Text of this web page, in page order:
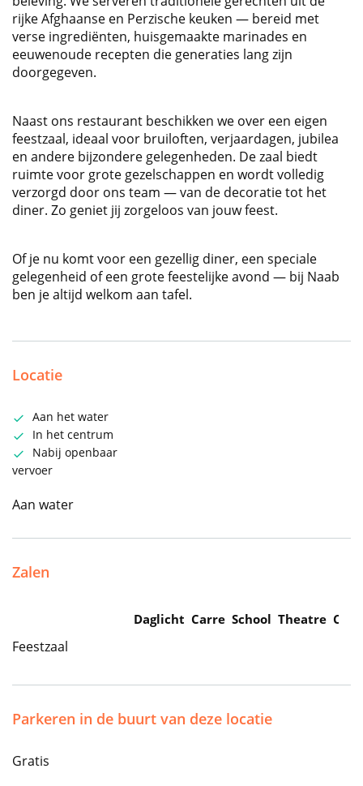
rijke Afghaanse en Perzische keuken — bereid met
verse ingrediënten, huisgemaakte marinades en
eeuwenoude recepten die generaties lang zijn
doorgegeven.
Naast ons restaurant beschikken we over een eigen
feestzaal, ideaal voor bruiloften, verjaardagen, jubilea
en andere bijzondere gelegenheden. De zaal biedt
ruimte voor grote gezelschappen en wordt volledig
verzorgd door ons team — van de decoratie tot het
diner. Zo geniet jij zorgeloos van jouw feest.
Of je nu komt voor een gezellig diner, een speciale
gelegenheid of een grote feestelijke avond — bij Naab
ben je altijd welkom aan tafel.
Locatie
Aan het water
In het centrum
Nabij openbaar
vervoer
Aan water
Zalen
Daglicht Carre School Theatre
Feestzaal
Parkeren in de buurt van deze locatie
Gratis